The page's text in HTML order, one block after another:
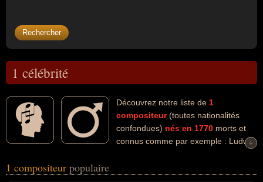
1 célébrité
Découvrez notre liste de 1
compositeur(toutes nationalités
confondues) nés en 1770 morts et
connus comme par exemple : Ludwig
avoir des liens variés dans les domaines de l'art ou de la musique.
+
+
1 compositeur populaire